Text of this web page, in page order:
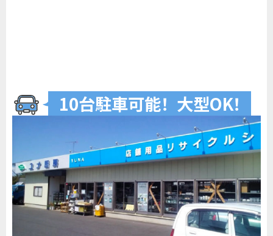
10台駐車可能！ 大型OK！